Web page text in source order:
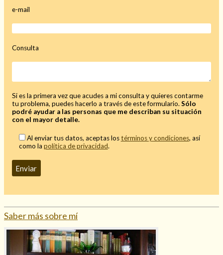
e-mail
Consulta
Si es la primera vez que acudes a mi consulta y quieres contarme
tu problema, puedes hacerlo a través de este formulario.Sólo
podré ayudar a las personas que me describan su situación
con el mayor detalle.
Al enviar tus datos, aceptas lostérminos y condiciones, así
como la política de privacidad.
Saber más sobre mí